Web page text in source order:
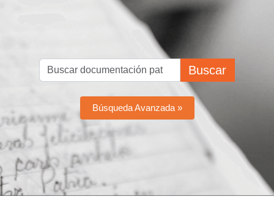
Buscar
Búsqueda Avanzada »